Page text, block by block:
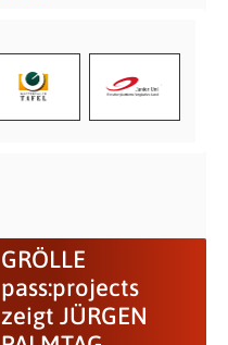
GRÖLLE
pass:projects
zeigt JÜRGEN